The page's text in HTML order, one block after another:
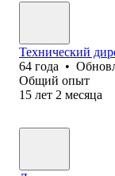
Технический
64 года •
Общий опыт
15 лет 2 месяца